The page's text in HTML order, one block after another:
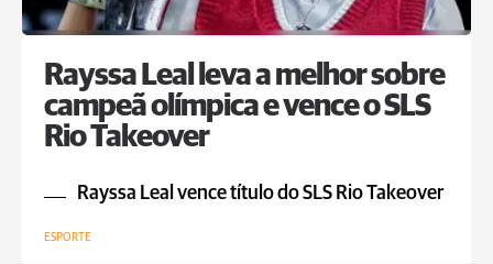
Rayssa Leal leva a melhor sobre
campeã olímpica e vence o SLS
Rio Takeover
Rayssa Leal vence título do SLS Rio Takeover
ESPORTE